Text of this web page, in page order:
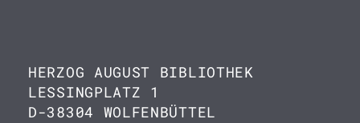
HERZOG AUGUST BIBLIOTHEK
LESSINGPLATZ 1
D-38304 WOLFENBÜTTEL